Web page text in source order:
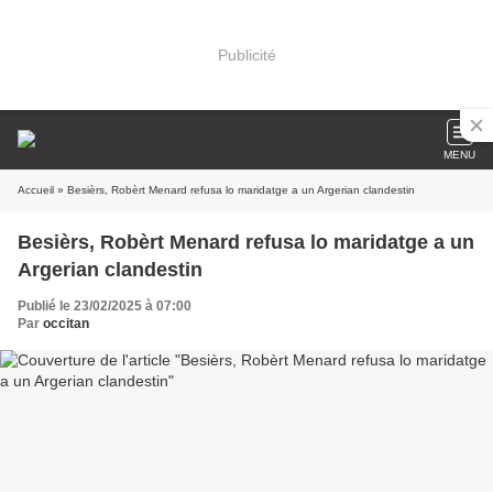
Publicité
MENU
Accueil » Besièrs, Robèrt Menard refusa lo maridatge a un Argerian clandestin
Besièrs, Robèrt Menard refusa lo maridatge a un
Argerian clandestin
Publié le 23/02/2025 à 07:00
Par occitan